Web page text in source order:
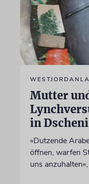
Mutter
in
»Dutzende
öffnen, warfen
uns